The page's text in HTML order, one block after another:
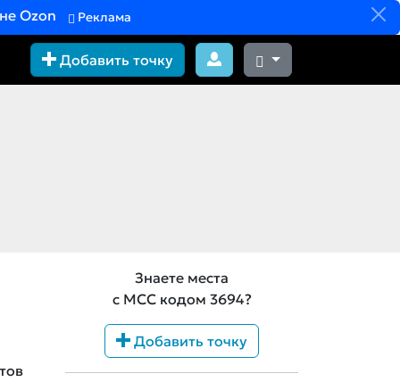
Ozon Реклама
Добавить точку
Знаете места
с MCC кодом 3694?
Добавить точку